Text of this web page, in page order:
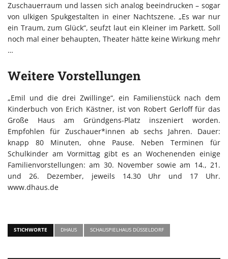
Zuschauerraum und lassen sich analog beeindrucken – sogar
von ulkigen Spukgestalten in einer Nachtszene. „Es war nur
ein Traum, zum Glück“, seufzt laut ein Kleiner im Parkett. Soll
noch mal einer behaupten, Theater hätte keine Wirkung mehr
…
Weitere Vorstellungen
„Emil und die drei Zwillinge“, ein Familienstück nach dem
Kinderbuch von Erich Kästner, ist von Robert Gerloff für das
Große Haus am Gründgens-Platz inszeniert worden.
Empfohlen für Zuschauer*innen ab sechs Jahren. Dauer:
knapp 80 Minuten, ohne Pause. Neben Terminen für
Schulkinder am Vormittag gibt es an Wochenenden einige
Familienvorstellungen: am 30. November sowie am 14., 21.
und 26. Dezember, jeweils 14.30 Uhr und 17 Uhr.
www.dhaus.de
STICHWORTE DHAUS SCHAUSPIELHAUS DÜSSELDORF